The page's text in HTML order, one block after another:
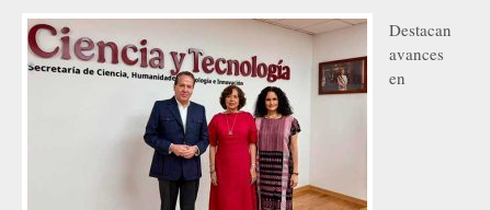
Destacan
avances
en